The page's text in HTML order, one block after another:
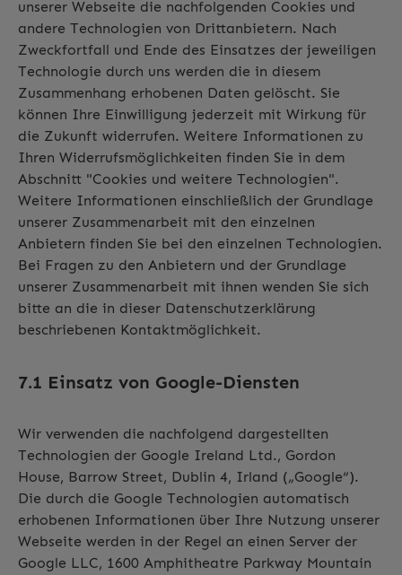
unserer Webseite die nachfolgenden Cookies und
andere Technologien von Drittanbietern. Nach
Zweckfortfall und Ende des Einsatzes der jeweiligen
Technologie durch uns werden die in diesem
Zusammenhang erhobenen Daten gelöscht. Sie
können Ihre Einwilligung jederzeit mit Wirkung für
die Zukunft widerrufen. Weitere Informationen zu
Ihren Widerrufsmöglichkeiten finden Sie in dem
Abschnitt "Cookies und weitere Technologien".
Weitere Informationen einschließlich der Grundlage
unserer Zusammenarbeit mit den einzelnen
Anbietern finden Sie bei den einzelnen Technologien.
Bei Fragen zu den Anbietern und der Grundlage
unserer Zusammenarbeit mit ihnen wenden Sie sich
bitte an die in dieser Datenschutzerklärung
beschriebenen Kontaktmöglichkeit.
7.1 Einsatz von Google-Diensten
Wir verwenden die nachfolgend dargestellten
Technologien der Google Ireland Ltd., Gordon
House, Barrow Street, Dublin 4, Irland („Google“).
Die durch die Google Technologien automatisch
erhobenen Informationen über Ihre Nutzung unserer
Webseite werden in der Regel an einen Server der
Google LLC, 1600 Amphitheatre Parkway Mountain